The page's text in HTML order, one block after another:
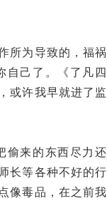
所为导致的，福祸
自己了。《了凡四
或许我早就进了监
偷来的东西尽力还
长等各种不好的行
像毒品，在之前我